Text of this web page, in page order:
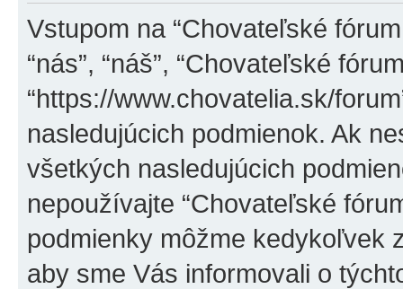
Vstupom na “Chovateľské
“nás”, “náš”, “Chovateľské
“https://www.chovatelia.sk/
nasledujúcich podmienok. Ak
všetkých nasledujúcich
nepoužívajte “Chovateľské
podmienky môžme kedykoľvek
aby sme Vás informovali o